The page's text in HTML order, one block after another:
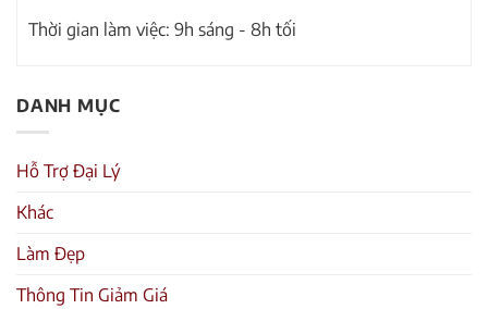
Thời gian làm việc: 9h sáng - 8h tối
DANH MỤC
Hỗ Trợ Đại Lý
Khác
Làm Đẹp
Thông Tin Giảm Giá